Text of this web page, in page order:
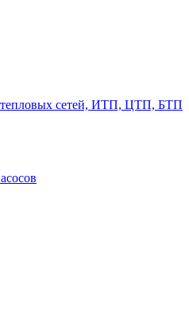
тепловых сетей, ИТП, ЦТП, БТП